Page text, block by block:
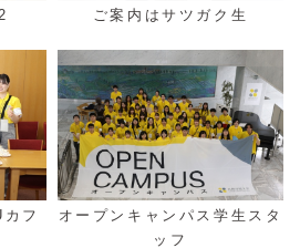
ご案内はサツガク生
フ
オープンキャンパス学生スタ
ッフ